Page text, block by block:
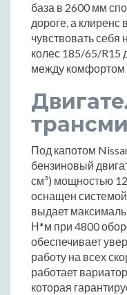
база в 2600 мм
дороге, а клиренс
чувствовать
колес 185/65/R15
между комфортом
Под капотом
бензиновый
см³) мощностью
оснащен
выдает
Н*м при 4800
обеспечивает
работу на всех
работает
которая